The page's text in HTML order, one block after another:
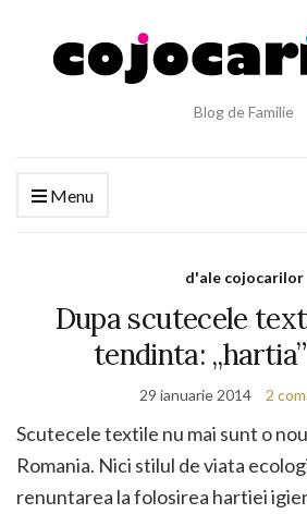
Blog de Familie
Menu
d'ale cojocarilor
Dupa scutecele
tendinta:
29 ianuarie 2014 2
Scutecele textile nu mai sunt o
Romania. Nici stilul de viata
renuntarea la folosirea hartiei